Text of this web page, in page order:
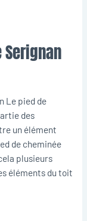
Le pied de
des
un élément
de cheminée
plusieurs
éléments du toit